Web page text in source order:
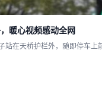
暖心视频感动全网
站在天桥护栏外，随即停车